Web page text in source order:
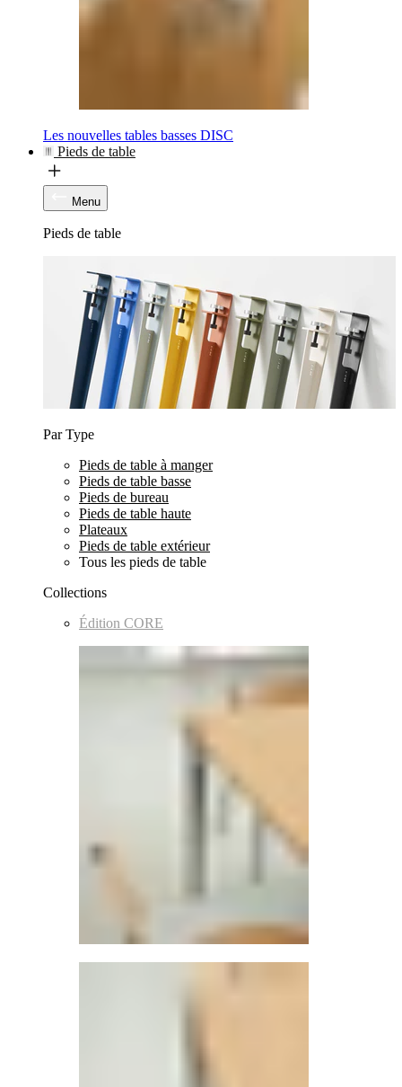
Les nouvelles tables basses DISC
Pieds de table
Menu
Pieds de table
Par Type
Pieds de table à manger
Pieds de table basse
Pieds de bureau
Pieds de table haute
Plateaux
Pieds de table extérieur
Tous les pieds de table
Collections
Édition CORE